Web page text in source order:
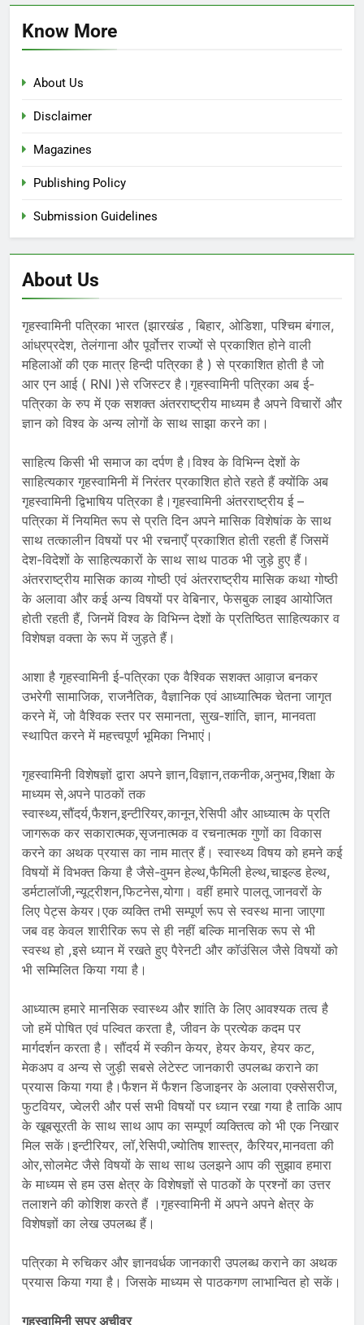
Know More
About Us
Disclaimer
Magazines
Publishing Policy
Submission Guidelines
About Us
गृहस्वामिनी पत्रिका भारत (झारखंड , बिहार, ओडिशा, पश्चिम बंगाल,
आंध्रप्रदेश, तेलंगाना और पूर्वोत्तर राज्यों से प्रकाशित होने वाली
महिलाओं की एक मात्र हिन्दी पत्रिका है ) से प्रकाशित होती है जो
आर एन आई ( RNI )से रजिस्टर है।गृहस्वामिनी पत्रिका अब ई-
पत्रिका के रुप में एक सशक्त अंतरराष्ट्रीय माध्यम है अपने विचारों और
ज्ञान को विश्व के अन्य लोगों के साथ साझा करने का।
साहित्य किसी भी समाज का दर्पण है।विश्व के विभिन्न देशों के
साहित्यकार गृहस्वामिनी में निरंतर प्रकाशित होते रहते हैं क्योंकि अब
गृहस्वामिनी द्विभाषिय पत्रिका है।गृहस्वामिनी अंतरराष्ट्रीय ई –
पत्रिका में नियमित रूप से प्रति दिन अपने मासिक विशेषांक के साथ
साथ तत्कालीन विषयों पर भी रचनाएँ प्रकाशित होती रहती हैं जिसमें
देश-विदेशों के साहित्यकारों के साथ साथ पाठक भी जुड़े हुए हैं।
अंतरराष्ट्रीय मासिक काव्य गोष्ठी एवं अंतरराष्ट्रीय मासिक कथा गोष्ठी
के अलावा और कई अन्य विषयों पर वेबिनार, फेसबुक लाइव आयोजित
होती रहती हैं, जिनमें विश्व के विभिन्न देशों के प्रतिष्ठित साहित्यकार व
विशेषज्ञ वक्ता के रूप में जुड़ते हैं।
आशा है गृहस्वामिनी ई-पत्रिका एक वैश्विक सशक्त आव़ाज बनकर
उभरेगी सामाजिक, राजनैतिक, वैज्ञानिक एवं आध्यात्मिक चेतना जागृत
करने में, जो वैश्विक स्तर पर समानता, सुख-शांति, ज्ञान, मानवता
स्थापित करने में महत्त्वपूर्ण भूमिका निभाएं।
गृहस्वामिनी विशेषज्ञों द्वारा अपने ज्ञान,विज्ञान,तकनीक,अनुभव,शिक्षा के
माध्यम से,अपने पाठकों तक
स्वास्थ्य,सौंदर्य,फैशन,इन्टीरियर,कानून,रेसिपी और आध्यात्म के प्रति
जागरूक कर सकारात्मक,सृजनात्मक व रचनात्मक गुणों का विकास
करने का अथक प्रयास का नाम मात्र हैं। स्वास्थ्य विषय को हमने कई
विषयों में विभक्त किया है जैसे-वुमन हेल्थ,फैमिली हेल्थ,चाइल्ड हेल्थ,
डर्मटालॉजी,न्यूट्रीशन,फिटनेस,योगा। वहीं हमारे पालतू जानवरों के
लिए पेट्स केयर।एक व्यक्ति तभी सम्पूर्ण रूप से स्वस्थ माना जाएगा
जब वह केवल शारीरिक रूप से ही नहीं बल्कि मानसिक रूप से भी
स्वस्थ हो ,इसे ध्यान में रखते हुए पैरेनटी और कॉउंसिल जैसे विषयों को
भी सम्मिलित किया गया है।
आध्यात्म हमारे मानसिक स्वास्थ्य और शांति के लिए आवश्यक तत्व है
जो हमें पोषित एवं पल्वित करता है, जीवन के प्रत्येक कदम पर
मार्गदर्शन करता है। सौंदर्य में स्कीन केयर, हेयर केयर, हेयर कट,
मेकअप व अन्य से जुड़ी सबसे लेटेस्ट जानकारी उपलब्ध कराने का
प्रयास किया गया है।फैशन में फैशन डिजाइनर के अलावा एक्सेसरीज,
फुटवियर, ज्वेलरी और पर्स सभी विषयों पर ध्यान रखा गया है ताकि आप
के खूबसूरती के साथ साथ आप का सम्पूर्ण व्यक्तित्व को भी एक निखार
मिल सकें।इन्टीरियर, लॉ,रेसिपी,ज्योतिष शास्त्र, कैरियर,मानवता की
ओर,सोलमेट जैसे विषयों के साथ साथ उलझने आप की सुझाव हमारा
के माध्यम से हम उस क्षेत्र के विशेषज्ञों से पाठकों के प्रश्नों का उत्तर
तलाशने की कोशिश करते हैं ।गृहस्वामिनी में अपने अपने क्षेत्र के
विशेषज्ञों का लेख उपलब्ध हैं।
पत्रिका मे रुचिकर और ज्ञानवर्धक जानकारी उपलब्ध कराने का अथक
प्रयास किया गया है। जिसके माध्यम से पाठकगण लाभान्वित हो सकें।
गृहस्वामिनी सुपर अचीवर